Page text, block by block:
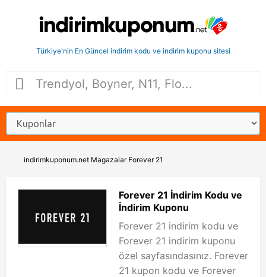
Türkiye'nin En Güncel indirim kodu ve indirim kuponu sitesi
indirimkuponum.net Magazalar Forever 21
Forever 21 İndirim Kodu ve
İndirim Kuponu
Forever 21 indirim kodu ve
Forever 21 indirim kuponu
özel sayfasındasınız. Forever
21 kupon kodu ve Forever